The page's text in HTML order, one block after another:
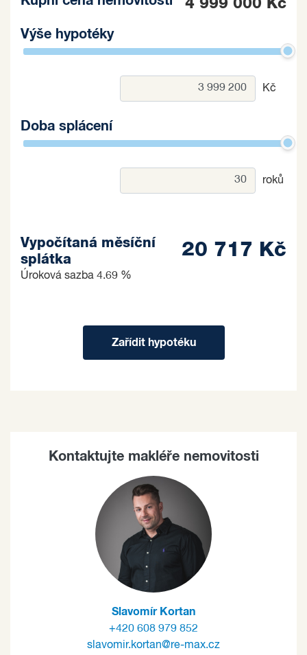
4 999 000 Kč
Výše hypotéky
Kč
Doba splácení
roků
Vypočítaná měsíční
splátka
Úroková sazba 4.69 %
20 717 Kč
Zařídit hypotéku
Kontaktujte makléře nemovitosti
Slavomír Kortan
+420 608 979 852
slavomir.kortan@re-max.cz